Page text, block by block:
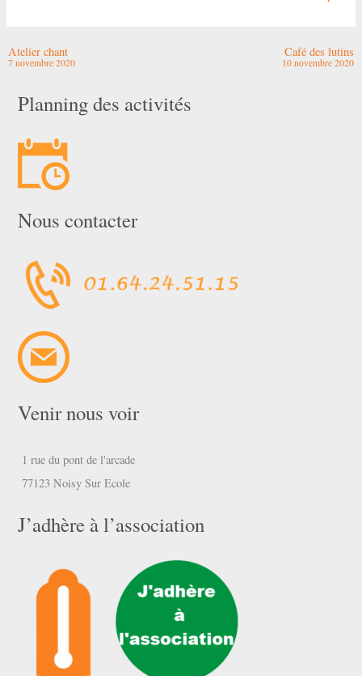
Atelier chant
7 novembre 2020
Café des lutins
10 novembre 2020
Planning des activités
Nous contacter
Venir nous voir
1 rue du pont de l'arcade
77123 Noisy Sur Ecole
J’adhère à l’association